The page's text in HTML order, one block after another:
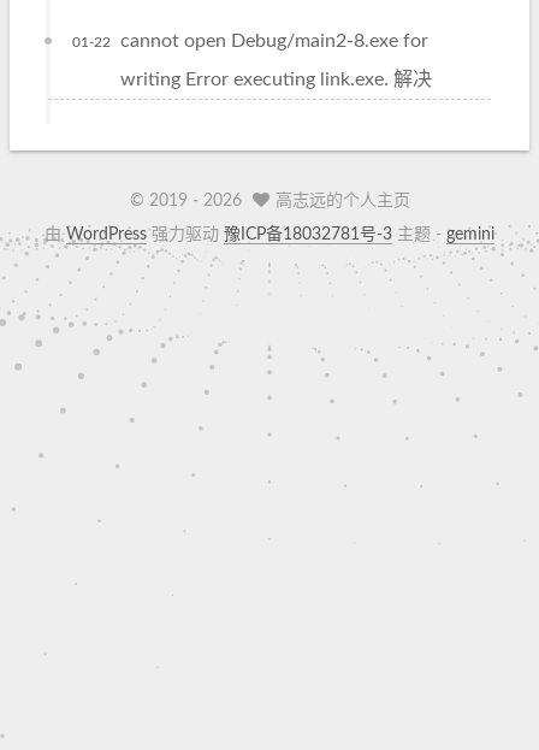
cannot open Debug/main2-8.exe for
writing Error executing link.exe. 解决
01-22
© 2019 - 2026
高志远的个人主页
由WordPress强力驱动 豫ICP备18032781号-3 主题 - gemini